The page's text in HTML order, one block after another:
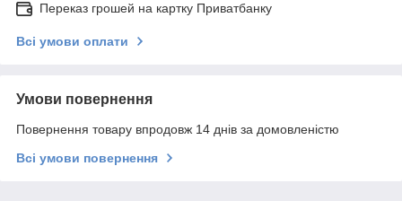
Переказ грошей на картку Приватбанку
Всі умови оплати
Умови повернення
Повернення товару впродовж 14 днів за домовленістю
Всі умови повернення